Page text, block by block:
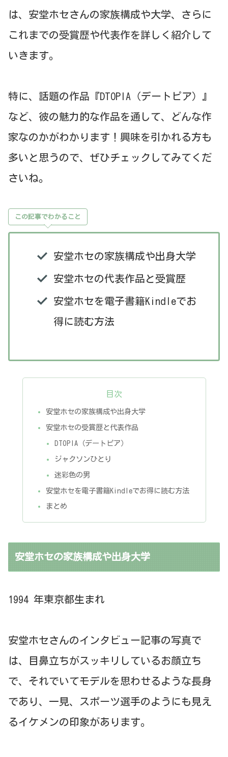
は、安堂ホセさんの家族構成や大学、さらに
これまでの受賞歴や代表作を詳しく紹介して
いきます。
特に、話題の作品『DTOPIA（デートピア）』
など、彼の魅力的な作品を通して、どんな作
家なのかがわかります！興味を引かれる方も
多いと思うので、ぜひチェックしてみてくだ
さいね。
この記事でわかること
安堂ホセの家族構成や出身大学
安堂ホセの代表作品と受賞歴
安堂ホセを電子書籍Kindleでお
得に読む方法
目次
安堂ホセの家族構成や出身大学
安堂ホセの受賞歴と代表作品
DTOPIA（デートピア）
ジャクソンひとり
迷彩色の男
安堂ホセを電子書籍Kindleでお得に読む方法
まとめ
安堂ホセの家族構成や出身大学
1994 年東京都生まれ
安堂ホセさんのインタビュー記事の写真で
は、目鼻立ちがスッキリしているお顔立ち
で、それでいてモデルを思わせるような長身
であり、一見、スポーツ選手のようにも見え
るイケメンの印象があります。